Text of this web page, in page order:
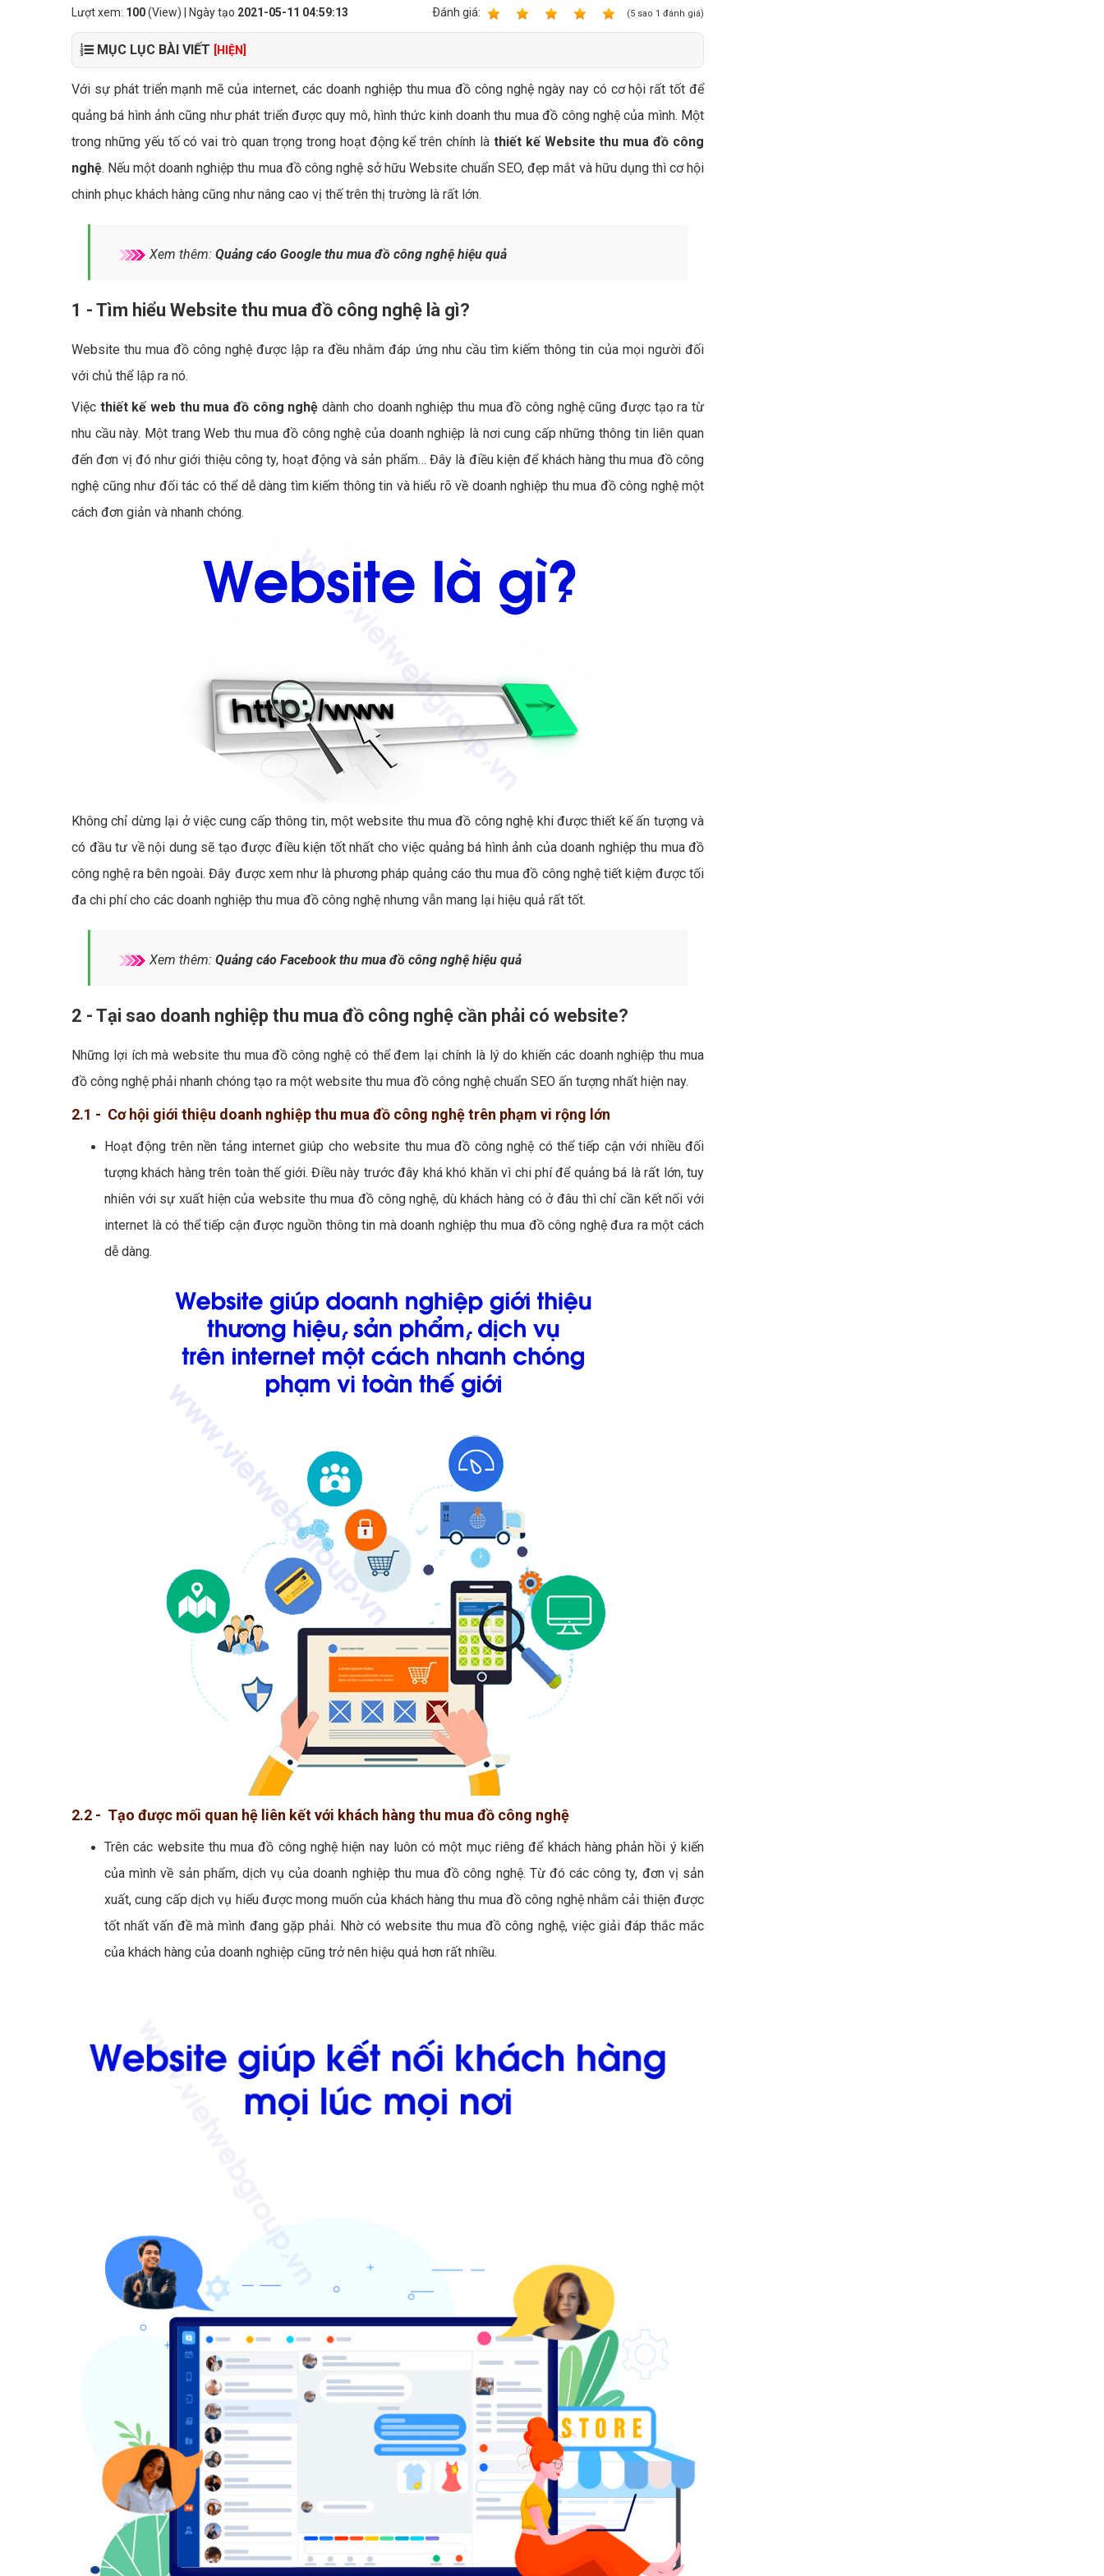
Bảng giá quảng cáo Facebook
Bảng giá quản trị Website
Bảng giá quản trị Fanpage Facebook
Bảng giá SEO Website
Lượt xem: 100(View) | Ngày tạo 2021-05-11 04:59:13 Ðánh giá: (5 sao 1 đánh giá)
MỤC LỤC BÀI VIẾT [HIỆN]
Với sự phát triển mạnh mẽ của internet, các doanh nghiệp thu mua đồ công nghệ ngày nay có cơ hội rất tốt để
quảng bá hình ảnh cũng như phát triển được quy mô, hình thức kinh doanh thu mua đồ công nghệ của mình. Một
trong những yếu tố có vai trò quan trọng trong hoạt động kể trên chính là thiết kế Website thu mua đồ công
nghệ. Nếu một doanh nghiệp thu mua đồ công nghệ sở hữu Website chuẩn SEO, đẹp mắt và hữu dụng thì cơ hội
chinh phục khách hàng cũng như nâng cao vị thế trên thị trường là rất lớn.
Xem thêm: Quảng cáo Google thu mua đồ công nghệ hiệu quả
1 - Tìm hiểu Website thu mua đồ công nghệ là gì?
Website thu mua đồ công nghệ được lập ra đều nhằm đáp ứng nhu cầu tìm kiếm thông tin của mọi người đối
với chủ thể lập ra nó.
Việc thiết kế web thu mua đồ công nghệ dành cho doanh nghiệp thu mua đồ công nghệ cũng được tạo ra từ
nhu cầu này. Một trang Web thu mua đồ công nghệ của doanh nghiệp là nơi cung cấp những thông tin liên quan
đến đơn vị đó như giới thiệu công ty, hoạt động và sản phẩm… Đây là điều kiện để khách hàng thu mua đồ công
nghệ cũng như đối tác có thể dễ dàng tìm kiếm thông tin và hiểu rõ về doanh nghiệp thu mua đồ công nghệ một
cách đơn giản và nhanh chóng.
Không chỉ dừng lại ở việc cung cấp thông tin, một website thu mua đồ công nghệ khi được thiết kế ấn tượng và
có đầu tư về nội dung sẽ tạo được điều kiện tốt nhất cho việc quảng bá hình ảnh của doanh nghiệp thu mua đồ
công nghệ ra bên ngoài. Đây được xem như là phương pháp quảng cáo thu mua đồ công nghệ tiết kiệm được tối
đa chi phí cho các doanh nghiệp thu mua đồ công nghệ nhưng vẫn mang lại hiệu quả rất tốt.
Xem thêm: Quảng cáo Facebook thu mua đồ công nghệ hiệu quả
2 - Tại sao doanh nghiệp thu mua đồ công nghệ cần phải có website?
Những lợi ích mà website thu mua đồ công nghệ có thể đem lại chính là lý do khiến các doanh nghiệp thu mua
đồ công nghệ phải nhanh chóng tạo ra một website thu mua đồ công nghệ chuẩn SEO ấn tượng nhất hiện nay.
2.1 - Cơ hội giới thiệu doanh nghiệp thu mua đồ công nghệ trên phạm vi rộng lớn
Hoạt động trên nền tảng internet giúp cho website thu mua đồ công nghệ có thể tiếp cận với nhiều đối
tượng khách hàng trên toàn thế giới. Điều này trước đây khá khó khăn vì chi phí để quảng bá là rất lớn, tuy
nhiên với sự xuất hiện của website thu mua đồ công nghệ, dù khách hàng có ở đâu thì chỉ cần kết nối với
internet là có thể tiếp cận được nguồn thông tin mà doanh nghiệp thu mua đồ công nghệ đưa ra một cách
dễ dàng.
2.2 - Tạo được mối quan hệ liên kết với khách hàng thu mua đồ công nghệ
Trên các website thu mua đồ công nghệ hiện nay luôn có một mục riêng để khách hàng phản hồi ý kiến
của mình về sản phẩm, dịch vụ của doanh nghiệp thu mua đồ công nghệ. Từ đó các công ty, đơn vị sản
xuất, cung cấp dịch vụ hiểu được mong muốn của khách hàng thu mua đồ công nghệ nhằm cải thiện được
tốt nhất vấn đề mà mình đang gặp phải. Nhờ có website thu mua đồ công nghệ, việc giải đáp thắc mắc
của khách hàng của doanh nghiệp cũng trở nên hiệu quả hơn rất nhiều.